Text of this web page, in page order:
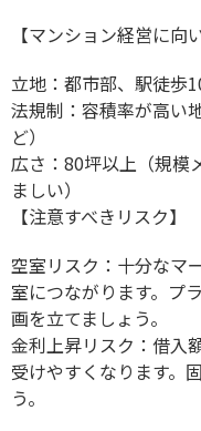
【マンション経営に向
立地：都市部、駅徒歩
法規制：容積率が高い
ど）
広さ：80坪以上（規模
ましい）
【注意すべきリスク】
空室リスク：十分なマ
室につながります。プ
画を立てましょう。
金利上昇リスク：借入
受けやすくなります。
う。